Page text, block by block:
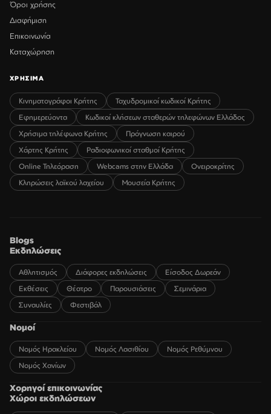
Όροι χρήσης
Διαφήμιση
Επικοινωνία
Καταχώρηση
ΧΡΗΣΙΜΑ
Κινηματογράφοι Κρήτης
Ταχυδρομικοί κωδικοί Κρήτης
Εφημερεύοντα
Κωδικοί κλήσεων σταθερών τηλεφώνων Ελλάδος
Χρήσιμα τηλέφωνα Κρήτης
Πρόγνωση καιρού
Χάρτης Κρήτης
Ραδιοφωνικοί σταθμοί Κρήτης
Online Τηλεόραση
Webcams στην Ελλάδα
Ονειροκρίτης
Κληρώσεις λαϊκού λαχείου
Μουσεία Κρήτης
Blogs
Εκδηλώσεις
Αθλητισμός Διάφορες εκδηλώσεις
Είσοδος Δωρεάν
Εκθέσεις
Θέατρο Παρουσιάσεις
Σεμινάρια
Συναυλίες
Φεστιβάλ
Νομοί
Νομός Ηρακλείου Νομός Λασιθίου
Νομός Ρεθύμνου
Νομός Χανίων
Χορηγοί επικοινωνίας
Χώροι εκδηλώσεων